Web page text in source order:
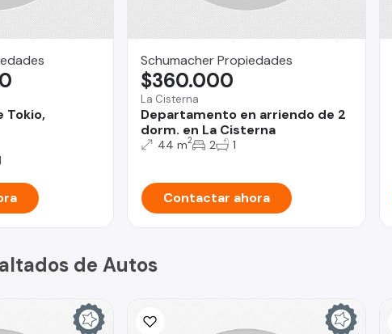
Tokio,
Schumacher Propiedades
La Cisterna
Departamento en arriendo de 2
dorm. en La Cisterna
$360.000
44 m2 2 1
Contactar ahora
de Autos